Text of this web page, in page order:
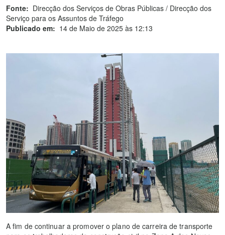
Fonte: Direcção dos Serviços de Obras Públicas / Direcção dos
Serviço para os Assuntos de Tráfego
Publicado em: 14 de Maio de 2025 às 12:13
A fim de continuar a promover o plano de carreira de transporte